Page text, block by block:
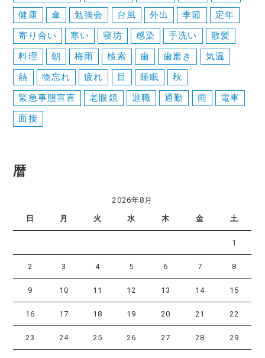
健康
傘 勉強会 台風 外出 季節
定年
寄り合い
寒い 寝坊 感染 手洗い
散髪
料理
朝 梅雨 検索 歯 歯磨き
気温
熱
物忘れ 疲れ 目 睡眠
秋
緊急事態宣言
老眼鏡 退職 通勤 雨
電車
面接
暦
2026年8月
日 月 火 水 木 金 土
1
2 3 4 5 6 7 8
9 10 11 12 13 14 15
16 17 18 19 20 21 22
23 24 25 26 27 28 29